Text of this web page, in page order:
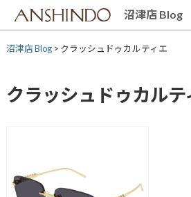
content
沼津店 Blog
沼津店 Blog> クラッシュドゥカルティエ
クラッシュドゥカルテ